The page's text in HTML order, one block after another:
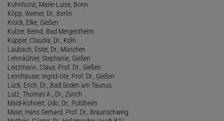
Kohnhorst, Marie-Luise, Bonn
Köpp, Werner, Dr., Berlin
Krück, Elke, Gießen
Kulzer, Bernd, Bad Mergentheim
Küpper, Claudia, Dr., Köln
Laubach, Ester, Dr., München
Lehmkühler, Stephanie, Gießen
Leitzmann, Claus, Prof. Dr., Gießen
Leonhäuser, Ingrid-Ute, Prof. Dr., Gießen
Lück, Erich, Dr., Bad Soden am Taunus
Lutz, Thomas A., Dr., Zürich
Maid-Kohnert, Udo, Dr., Pohlheim
Maier, Hans Gerhard, Prof. Dr., Braunschweig